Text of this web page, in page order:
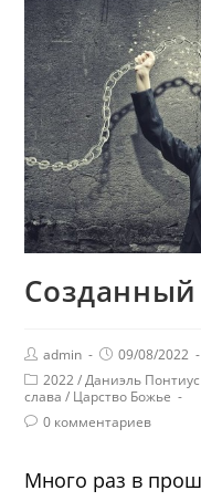
admin
09/08/2022
2022 / Даниэль Понтиус
слава / Царство Божье
0 комментариев
Много раз в